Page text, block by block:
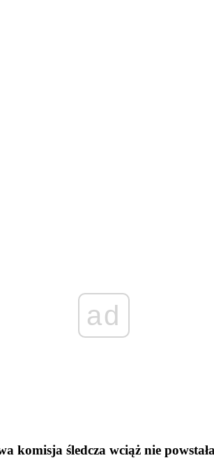
ad
komisja śledcza wciąż nie powstała